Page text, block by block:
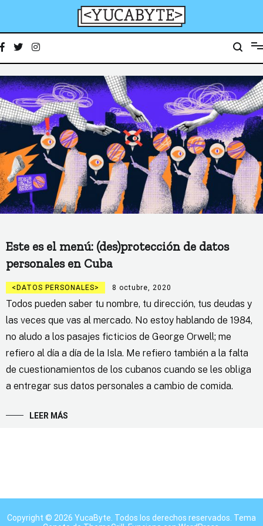
YucaByte
Este es el menú: (des)protección de datos
personales en Cuba
DATOS PERSONALES 8 octubre, 2020
Todos pueden saber tu nombre, tu dirección, tus deudas y
las veces que vas al mercado. No estoy hablando de 1984,
no aludo a los pasajes ficticios de George Orwell; me
refiero al día a día de la Isla. Me refiero también a la falta
de cuestionamientos de los cubanos cuando se les obliga
a entregar sus datos personales a cambio de comida.
LEER MÁS
Copyright © 2026 YucaByte. Todos los derechos reservados. Tema